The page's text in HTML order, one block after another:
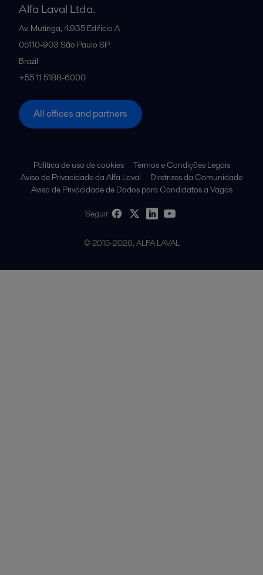
Alfa Laval Ltda.
Av. Mutinga, 4.935 Edifício A
05110-903 São Paulo SP
Brazil
+55 11 5188-6000
All offices and partners
© 2015-2026, ALFA LAVAL
Seguir
Política de uso de cookies
Termos e Condições Legais
Aviso de Privacidade da Alfa Laval
Diretrizes da Comunidade
Aviso de Privacidade de Dados para Candidatos a Vagas